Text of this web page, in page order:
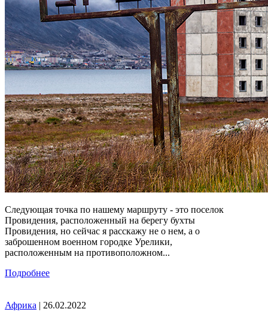
Следующая точка по нашему маршруту - это поселок
Провидения, расположенный на берегу бухты
Провидения, но сейчас я расскажу не о нем, а о
заброшенном военном городке Урелики,
расположенным на противоположном...
Подробнее
Африка | 26.02.2022